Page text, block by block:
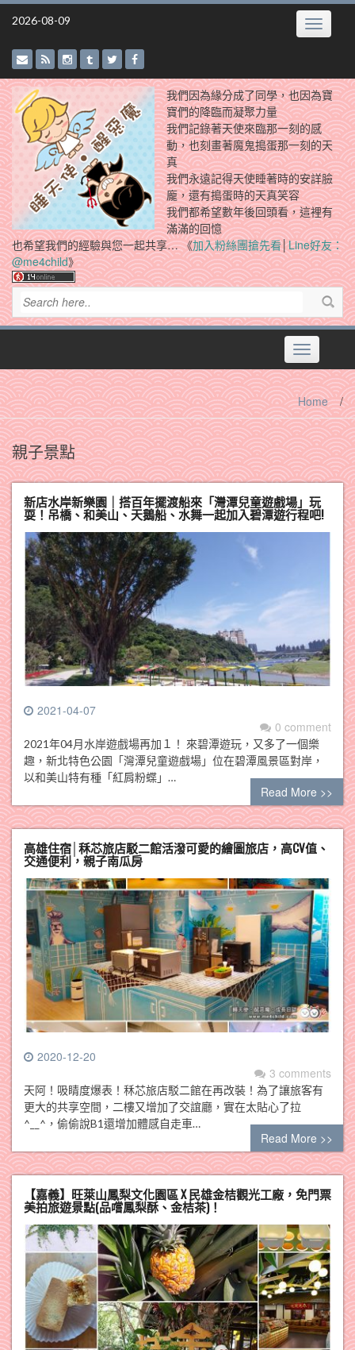
Skip
2026-08-09 Toggle
我們因為緣分成了同學，也因為寶
寶們的降臨而凝聚力量
我們記錄著天使來臨那一刻的感
動，也刻畫著魔鬼搗蛋那一刻的天
真
我們永遠記得天使睡著時的安詳臉
龐，還有搗蛋時的天真笑容
我們都希望數年後回頭看，這裡有
滿滿的回憶
也希望我們的經驗與您一起共享… 《加入粉絲團搶先看│Line好友：
@me4child》
Toggle
navigation
Home /
親子景點
新店水岸新樂園｜搭百年擺渡船來「灣潭兒童遊戲場」玩
耍！吊橋、和美山、天鵝船、水舞一起加入碧潭遊行程吧!
2021-04-07
0 comment
2021年04月水岸遊戲場再加１！ 來碧潭遊玩，又多了一個樂
趣，新北特色公園「灣潭兒童遊戲場」位在碧潭風景區對岸，
以和美山特有種「紅肩粉蝶」…
Read More >>
高雄住宿│秝芯旅店駁二館活潑可愛的繪圖旅店，高CV值、
交通便利，親子南瓜房
2020-12-20
3 comments
天阿！吸睛度爆表！秝芯旅店駁二館在再改裝！為了讓旅客有
更大的共享空間，二樓又增加了交誼廳，實在太貼心了拉
^__^，偷偷說B1還增加體感自走車…
Read More >>
【嘉義】旺萊山鳳梨文化園區 X 民雄金桔觀光工廠，免門票
美拍旅遊景點(品嚐鳳梨酥、金桔茶)！